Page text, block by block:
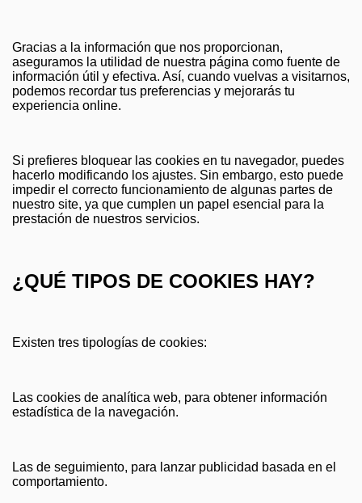
Gracias a la información que nos proporcionan,
aseguramos la utilidad de nuestra página como fuente de
información útil y efectiva. Así, cuando vuelvas a visitarnos,
podemos recordar tus preferencias y mejorarás tu
experiencia online.
Si prefieres bloquear las cookies en tu navegador, puedes
hacerlo modificando los ajustes. Sin embargo, esto puede
impedir el correcto funcionamiento de algunas partes de
nuestro site, ya que cumplen un papel esencial para la
prestación de nuestros servicios.
¿QUÉ TIPOS DE COOKIES HAY?
Existen tres tipologías de cookies:
Las cookies de analítica web, para obtener información
estadística de la navegación.
Las de seguimiento, para lanzar publicidad basada en el
comportamiento.